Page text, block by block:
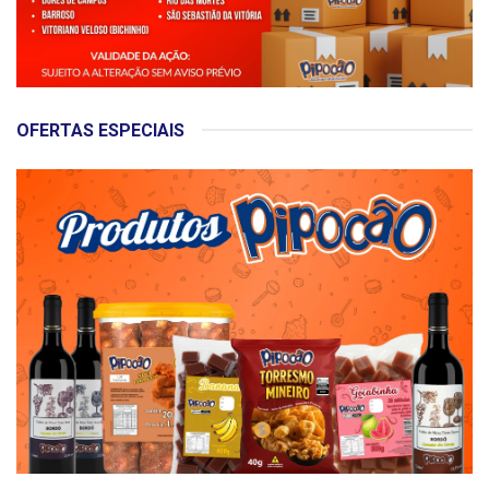
OFERTAS ESPECIAIS